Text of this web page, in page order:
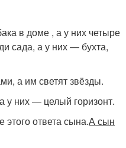
в доме , а у них четыре
сада, а у них — бухта,
а им светят звёзды.
у них — целый горизонт.
ответа сына.А сын